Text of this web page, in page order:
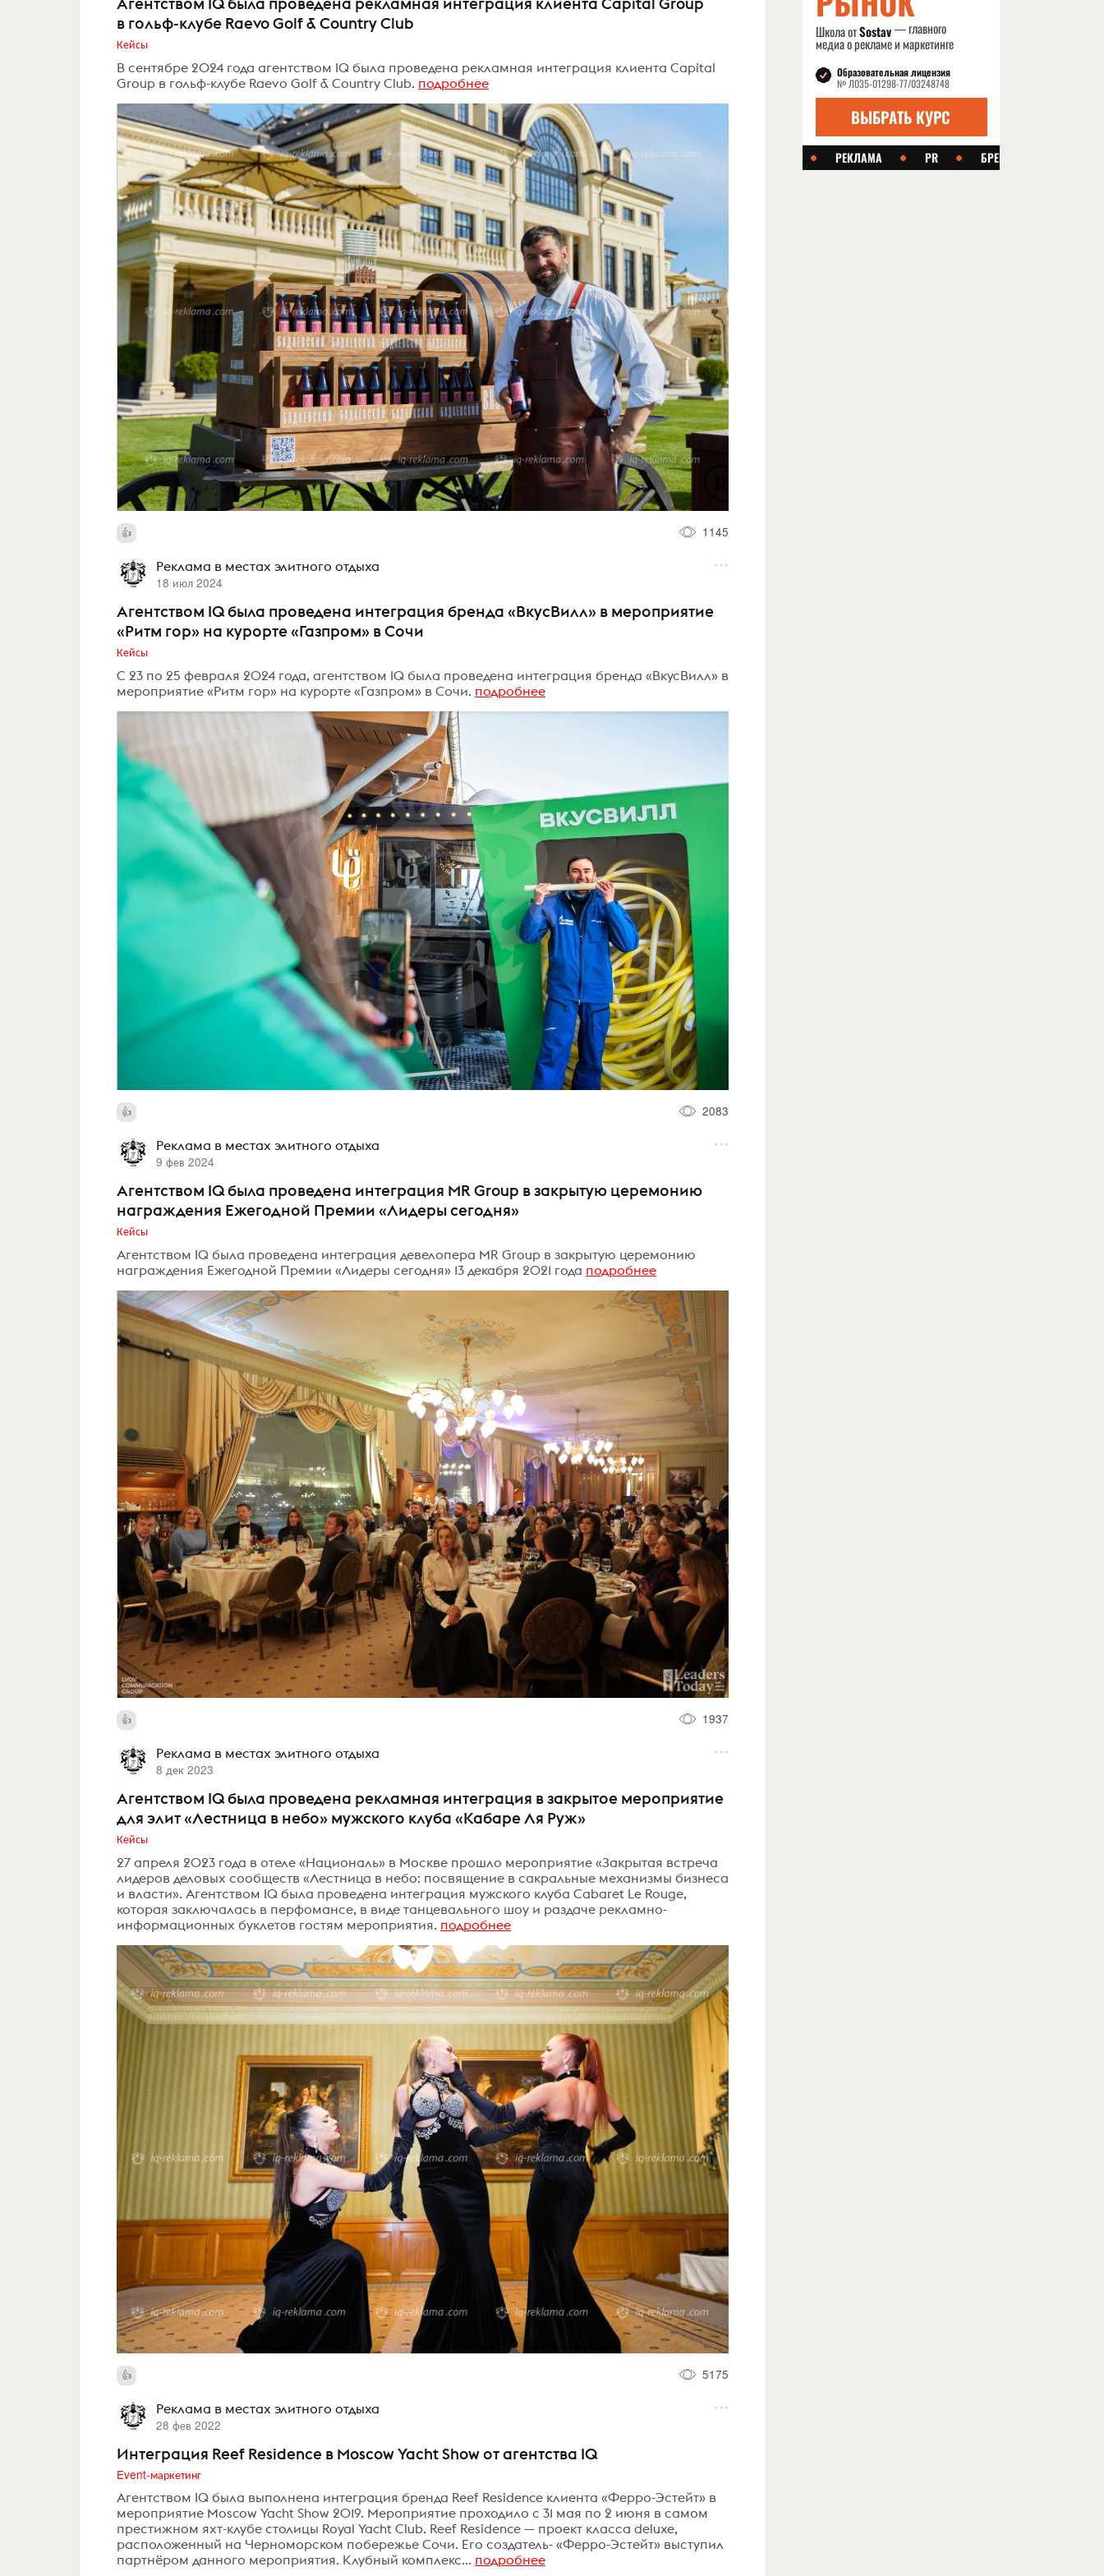
в гольф-клубе Raevo Golf & Country Club
Кейсы
В сентябре 2024 года агентством IQ была проведена рекламная интеграция клиента Capital
Group в гольф-клубе Raevo Golf & Country Club. подробнее
1145
Реклама в местах элитного отдыха
18 июл 2024
Агентством IQ была проведена интеграция бренда «ВкусВилл» в мероприятие
«Ритм гор» на курорте «Газпром» в Сочи
Кейсы
C 23 по 25 февраля 2024 года, агентством IQ была проведена интеграция бренда «ВкусВилл» в
мероприятие «Ритм гор» на курорте «Газпром» в Сочи. подробнее
2083
Реклама в местах элитного отдыха
9 фев 2024
Агентством IQ была проведена интеграция MR Group в закрытую церемонию
награждения Ежегодной Премии «Лидеры сегодня»
Кейсы
Агентством IQ была проведена интеграция девелопера MR Group в закрытую церемонию
награждения Ежегодной Премии «Лидеры сегодня» 13 декабря 2021 года подробнее
1937
Реклама в местах элитного отдыха
8 дек 2023
Агентством IQ была проведена рекламная интеграция в закрытое мероприятие
для элит «Лестница в небо» мужского клуба «Кабаре Ля Руж»
Кейсы
27 апреля 2023 года в отеле «Националь» в Москве прошло мероприятие «Закрытая встреча
лидеров деловых сообществ «Лестница в небо: посвящение в сакральные механизмы бизнеса
и власти». Агентством IQ была проведена интеграция мужского клуба Cabaret Le Rouge,
которая заключалась в перфомансе, в виде танцевального шоу и раздаче рекламно-
информационных буклетов гостям мероприятия. подробнее
5175
Реклама в местах элитного отдыха
28 фев 2022
Интеграция Reef Residence в Moscow Yacht Show от агентства IQ
Event-маркетинг
Агентством IQ была выполнена интеграция бренда Reef Residence клиента «Ферро-Эстейт» в
мероприятие Moscow Yacht Show 2019. Мероприятие проходило с 31 мая по 2 июня в самом
престижном яхт-клубе столицы Royal Yacht Club. Reef Residence — проект класса deluxe,
расположенный на Черноморском побережье Сочи. Его создатель- «Ферро-Эстейт» выступил
партнёром данного мероприятия. Клубный комплекс... подробнее